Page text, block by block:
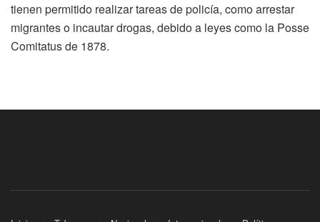
tienen permitido realizar tareas de policía, como arrestar
migrantes o incautar drogas, debido a leyes como la Posse
Comitatus de 1878.